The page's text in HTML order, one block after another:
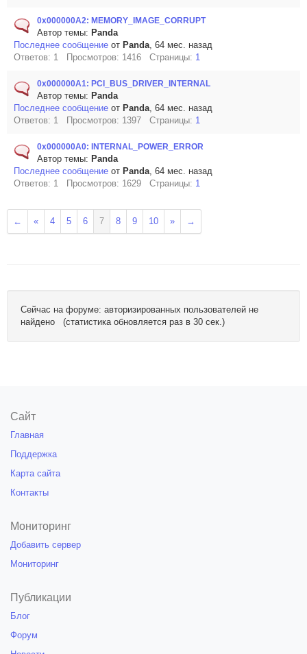
0x000000A2: MEMORY_IMAGE_CORRUPT
Автор темы: Panda
Последнее сообщение от Panda, 64 мес. назад
Ответов: 1 Просмотров: 1416 Страницы: 1
0x000000A1: PCI_BUS_DRIVER_INTERNAL
Автор темы: Panda
Последнее сообщение от Panda, 64 мес. назад
Ответов: 1 Просмотров: 1397 Страницы: 1
0x000000A0: INTERNAL_POWER_ERROR
Автор темы: Panda
Последнее сообщение от Panda, 64 мес. назад
Ответов: 1 Просмотров: 1629 Страницы: 1
← « 4 5 6 7 8 9 10 » →
Сейчас на форуме: авторизированных пользователей не
найдено (статистика обновляется раз в 30 сек.)
Сайт
Главная
Поддержка
Карта сайта
Контакты
Мониторинг
Добавить сервер
Мониторинг
Публикации
Блог
Форум